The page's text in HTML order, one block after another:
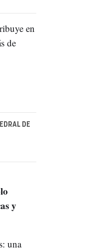
en
de
DE
y
una